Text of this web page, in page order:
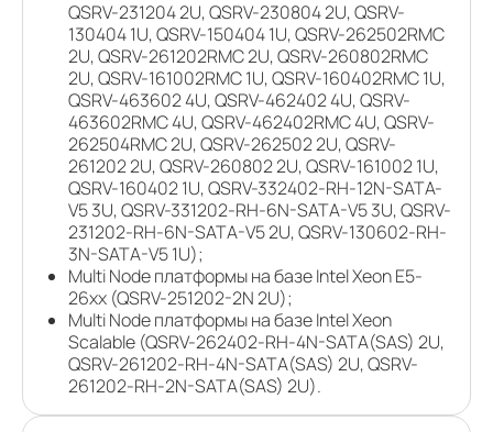
QSRV-231204 2U, QSRV-230804 2U, QSRV-
130404 1U, QSRV-150404 1U, QSRV-262502RMC
2U, QSRV-261202RMC 2U, QSRV-260802RMC
2U, QSRV-161002RMC 1U, QSRV-160402RMC 1U,
QSRV-463602 4U, QSRV-462402 4U, QSRV-
463602RMC 4U, QSRV-462402RMC 4U, QSRV-
262504RMC 2U, QSRV-262502 2U, QSRV-
261202 2U, QSRV-260802 2U, QSRV-161002 1U,
QSRV-160402 1U, QSRV-332402-RH-12N-SATA-
V5 3U, QSRV-331202-RH-6N-SATA-V5 3U, QSRV-
231202-RH-6N-SATA-V5 2U, QSRV-130602-RH-
3N-SATA-V5 1U);
Multi Node платформы на базе Intel Xeon E5-
26xx (QSRV-251202-2N 2U);
Multi Node платформы на базе Intel Xeon
Scalable (QSRV-262402-RH-4N-SATA(SAS) 2U,
QSRV-261202-RH-4N-SATA(SAS) 2U, QSRV-
261202-RH-2N-SATA(SAS) 2U).